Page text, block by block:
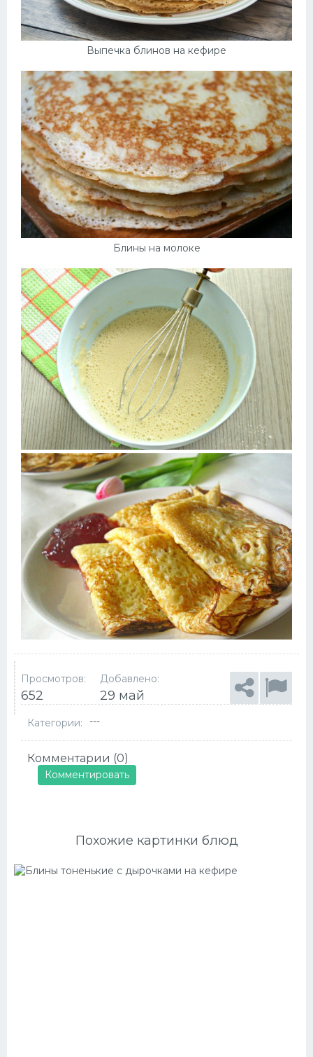
Выпечка блинов на кефире
Блины на молоке
Просмотров:
652
Добавлено:
29 май
Категории: ---
Комментарии (0)
Комментировать
Похожие картинки блюд